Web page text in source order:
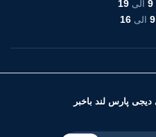
9الی 19
9الی 16
پارس لند باخبر